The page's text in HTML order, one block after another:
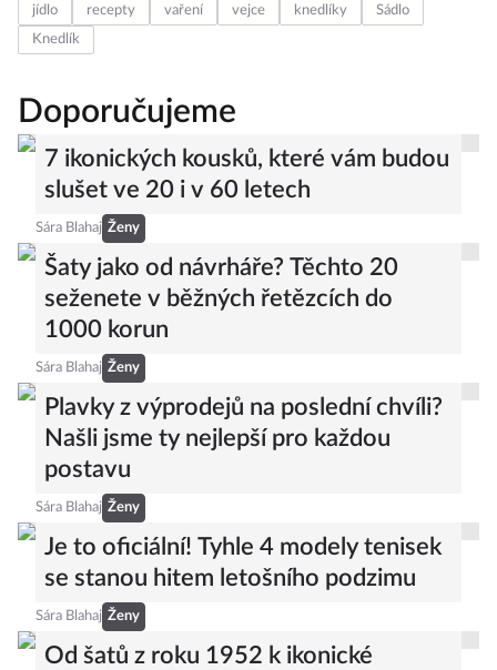
jídlo recepty vaření vejce knedlíky
Sádlo
Knedlík
Doporučujeme
7 ikonických kousků, které vám budou
slušet ve 20 i v 60 letech
Sára Blahaj Ženy
Šaty jako od návrháře? Těchto 20
seženete v běžných řetězcích do
1000 korun
Sára Blahaj Ženy
Plavky z výprodejů na poslední chvíli?
Našli jsme ty nejlepší pro každou
postavu
Sára Blahaj Ženy
Je to oficiální! Tyhle 4 modely tenisek
se stanou hitem letošního podzimu
Sára Blahaj Ženy
Od šatů z roku 1952 k ikonické